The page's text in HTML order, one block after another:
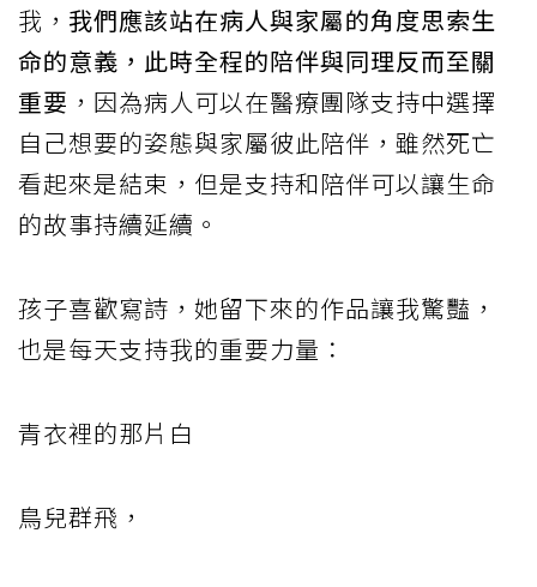
我， 我們應該站在病人與家屬的角度思索生
命的意義，此時全程的陪伴與同理反而至關
重要 ，因為病人可以在醫療團隊支持中選擇
自己想要的姿態與家屬彼此陪伴，雖然死亡
看起來是結束，但是支持和陪伴可以讓生命
的故事持續延續。
孩子喜歡寫詩，她留下來的作品讓我驚豔，
也是每天支持我的重要力量：
青衣裡的那片白
鳥兒群飛，